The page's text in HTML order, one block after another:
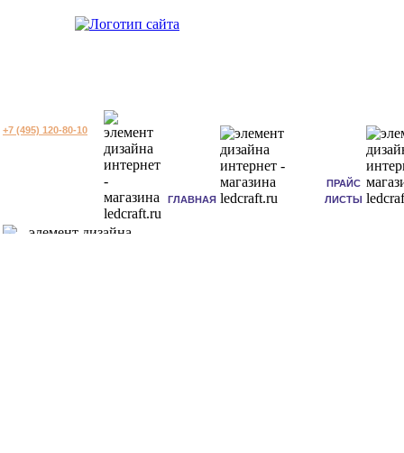
+7 (495) 120-80-10
ГЛАВНАЯ
ПРАЙС
ЛИСТЫ